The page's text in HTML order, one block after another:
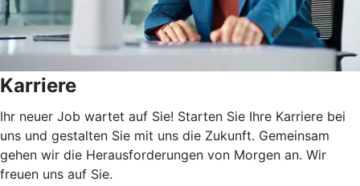
Karriere
Ihr neuer Job wartet auf Sie! Starten Sie Ihre Karriere bei
uns und gestalten Sie mit uns die Zukunft. Gemeinsam
gehen wir die Herausforderungen von Morgen an. Wir
freuen uns auf Sie.